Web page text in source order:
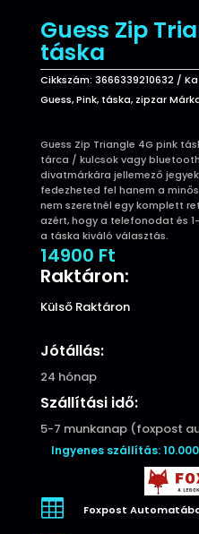
Guess Zip
táska
Cikkszám: 3666339210632
Guess,Pink, táska, zipzar
Guess Zip Triangle 4G pink
tárca / kulcsok vagy
divatmárkára jellemező
fedezheted fel hanem a
nem szeretnél egy komplett
azért, hogy a telefonodat és
a táska kiváló választás.
14900 Ft
Raktáron:
Külső Raktáron
Jótállás:
24 hónap
Szállítási idő:
5-7 munkanap (foxpost
Ingyenes szállítás:
 Foxpost